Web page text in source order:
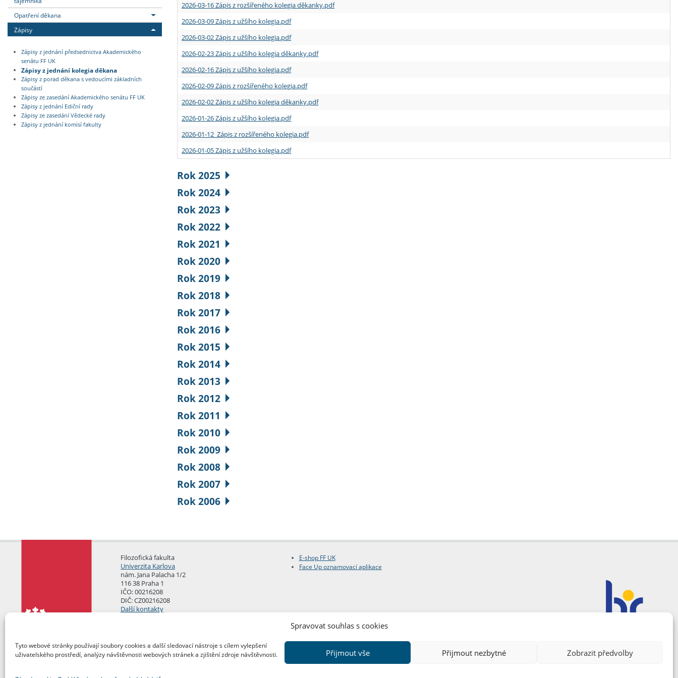
Spravovat souhlas s cookies
Tyto webové stránky používají soubory cookies a další sledovací nástroje s cílem vylepšení
uživatelského prostředí, analýzy návštěvnosti webových stránek a zjištění zdroje návštěvnosti.
Přijmout vše Přijmout nezbytné Zobrazit předvolby
Opatření děkana
Zápisy
Zápisy z jednání předsednictva Akademického
senátu FF UK
Zápisy z jednání kolegia děkana
Zápisy z porad děkana s vedoucími základních
součástí
Zápisy ze zasedání Akademického senátu FF UK
Zápisy z jednání Ediční rady
Zápisy ze zasedání Vědecké rady
Zápisy z jednání komisí fakulty
2026-03-16 Zápis z rozšířeného kolegia děkanky.pdf
2026-03-09 Zápis z užšího kolegia.pdf
2026-03-02 Zápis z užšího kolegia.pdf
2026-02-23 Zápis z užšího kolegia děkanky.pdf
2026-02-16 Zápis z užšího kolegia.pdf
2026-02-09 Zápis z rozšířeného kolegia.pdf
2026-02-02 Zápis z užšího kolegia děkanky.pdf
2026-01-26 Zápis z užšího kolegia.pdf
2026-01-12 Zápis z rozšířeného kolegia.pdf
2026-01-05 Zápis z užšího kolegia.pdf
Rok 2025
Rok 2024
Rok 2023
Rok 2022
Rok 2021
Rok 2020
Rok 2019
Rok 2018
Rok 2017
Rok 2016
Rok 2015
Rok 2014
Rok 2013
Rok 2012
Rok 2011
Rok 2010
Rok 2009
Rok 2008
Rok 2007
Rok 2006
Filozofická fakulta
Univerzita Karlova
nám. Jana Palacha 1/2
116 38 Praha 1
IČO: 00216208
DIČ: CZ00216208
Další kontakty
E-shop FF UK
Face Up oznamovací aplikace